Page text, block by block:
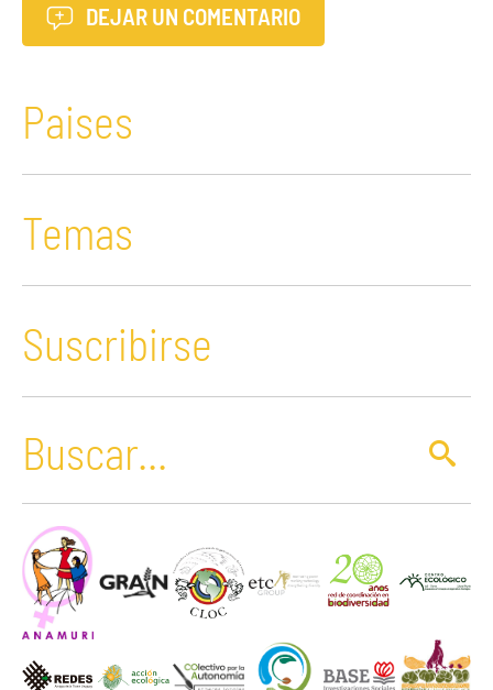
DEJAR UN COMENTARIO
Paises
Temas
Suscribirse